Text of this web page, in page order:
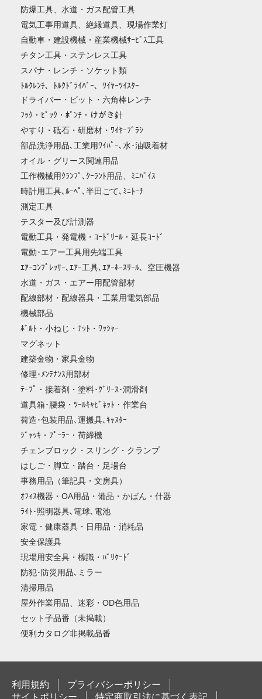
防爆工具、水道・ガス配管工具
電気工事用道具、絶縁道具、現場作業灯
自動車・建設機械・産業機械ｻｰﾋﾞｽ工具
チタン工具・ステンレス工具
スパナ・レンチ・ソケット類
ﾄﾙｸﾚﾝﾁ、ﾄﾙｸﾄﾞﾗｲﾊﾞｰ、ﾜｲﾔｰﾂｲｽﾀｰ
ドライバー・ビット・六角棒レンチ
ﾌｯｸ・ﾋﾟｯｸ・ﾎﾟﾝﾁ・けがき針
やすり・砥石・研磨材・ﾜｲﾔｰﾌﾞﾗｼ
部品洗浄用品､工業用ﾜｲﾊﾟｰ､水･油吸着材
オイル・グリース関連用品
工作機械用ｸﾗﾝﾌﾟ､ｸｰﾗﾝﾄ用品、ﾐﾆﾊﾞｲｽ
時計用工具､ﾙｰﾍﾟ､半田ごて､ﾐﾆﾄｰﾁ
測定工具
テスター及び計測器
電動工具・発電機・ｺｰﾄﾞﾘｰﾙ・延長ｺｰﾄﾞ
電動･エアー工具用先端工具
ｴｱｰｺﾝﾌﾟﾚｯｻｰ､ｴｱｰ工具､ｴｱｰﾎｰｽﾘｰﾙ、空圧機器
水道・ガス・エアー用配管部材
配線部材・配線器具・工業用電気部品
機械部品
ﾎﾞﾙﾄ・小ねじ・ﾅｯﾄ・ﾜｯｼｬｰ
マグネット
建築金物・家具金物
修理･ﾒﾝﾃﾅﾝｽ用部材
ﾃｰﾌﾟ・接着剤・塗料･ｸﾞﾘｰｽ･潤滑剤
道具箱･腰袋・ﾂｰﾙｷｬﾋﾞﾈｯﾄ・作業台
荷造･包装用品､運搬具､ｷｬｽﾀｰ
ｼﾞｬｯｷ・ﾌﾟｰﾗｰ・荷締機
チェンブロック・スリング・クランプ
はしご・脚立・踏台・足場台
事務用品（筆記具・文房具）
ｵﾌｨｽ機器・OA用品・備品・かばん・什器
ﾗｲﾄ･照明器具､電球､電池
家電・健康器具・日用品・消耗品
安全保護具
現場用安全具・標識・ﾊﾞﾘｹｰﾄﾞ
防犯･防災用品､ミラー
清掃用品
屋外作業用品、迷彩・OD色用品
セット子品番（未掲載）
便利カタログ非掲載品番
利用規約
プライバシーポリシー